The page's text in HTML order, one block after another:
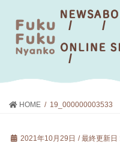
HOME 19_000000003533
2021年10月29日 / 最終更新日